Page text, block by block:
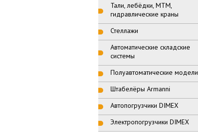
Тали, лебёдки, МТМ,
гидравлические краны
Стеллажи
Автоматические складские
системы
Полуавтоматические модели
Штабелёры Armanni
Автопогрузчики DIMEX
Электропогрузчики DIMEX